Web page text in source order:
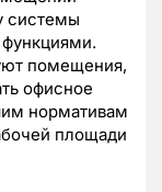
системы
помещения,
офисное
нормативам
площади